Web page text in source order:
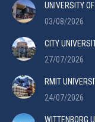
UNIVERSITY
03/08/2026
CITY
27/07/2026
RMIT
24/07/2026
WITTENBORG